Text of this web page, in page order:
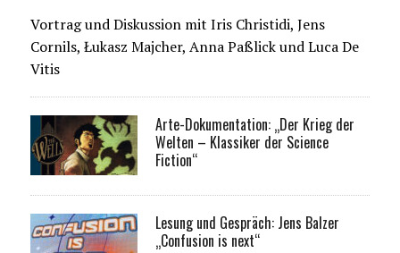
Vortrag und Diskussion mit Iris Christidi, Jens
Cornils, Łukasz Majcher, Anna Paßlick und Luca De
Vitis
Arte-Dokumentation: „Der Krieg der
Welten – Klassiker der Science
Fiction“
Lesung und Gespräch: Jens Balzer
„Confusion is next“